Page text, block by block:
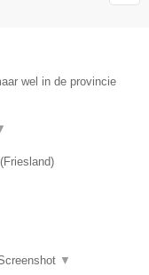
wel in de provincie
(Friesland)
▼